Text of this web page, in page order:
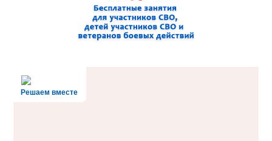
Решаем вместе